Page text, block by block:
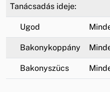
Tanácsadás ideje:
Ugod
Bakonykoppány
Bakonyszücs